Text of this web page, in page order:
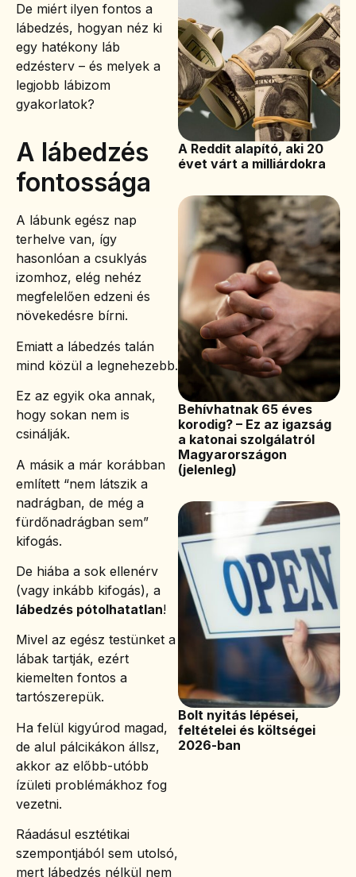
De miért ilyen fontos a
lábedzés, hogyan néz ki
egy hatékony láb
edzésterv – és melyek a
legjobb lábizom
gyakorlatok?
A lábedzés
fontossága
A lábunk egész nap
terhelve van, így
hasonlóan a csuklyás
izomhoz, elég nehéz
megfelelően edzeni és
növekedésre bírni.
Emiatt a lábedzés talán
mind közül a legnehezebb.
Ez az egyik oka annak,
hogy sokan nem is
csinálják.
A másik a már korábban
említett “nem látszik a
nadrágban, de még a
fürdőnadrágban sem”
kifogás.
De hiába a sok ellenérv
(vagy inkább kifogás), a
lábedzés pótolhatatlan!
Mivel az egész testünket a
lábak tartják, ezért
kiemelten fontos a
tartószerepük.
Ha felül kigyúrod magad,
de alul pálcikákon állsz,
akkor az előbb-utóbb
ízületi problémákhoz fog
vezetni.
Ráadásul esztétikai
szempontjából sem utolsó,
mert lábedzés nélkül nem
A Reddit alapító, aki 20
évet várt a milliárdokra
Behívhatnak 65 éves
korodig? – Ez az igazság
a katonai szolgálatról
Magyarországon
(jelenleg)
Bolt nyitás lépései,
feltételei és költségei
2026-ban